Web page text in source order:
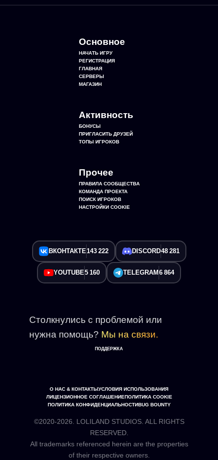
Основное
НАЧАТЬ ИГРУ
РЕГИСТРАЦИЯ
ГЛАВНАЯ
СЕРВЕРЫ
МАГАЗИН
Активность
БОНУСЫ
ПРИГЛАСИТЬ ДРУЗЕЙ
ТОПЫ ИГРОКОВ
Прочее
ПРАВИЛА СООБЩЕСТВА
КОМАНДА ПРОЕКТА
ПОИСК ИГРОКОВ
НАСТРОЙКИ COOKIE
ВКОНТАКТЕ143 222 DISCORD48 281
YOUTUBE5 160 TELEGRAM 6 864
Столкнулись с проблемой или
нужна помощь? Мы на связи.
ПОДДЕРЖКА
О НАС & КОНТАКТЫУСЛОВИЯ ИСПОЛЬЗОВАНИЯ
ЛИЦЕНЗИОННОЕ СОГЛАШЕНИЕПОЛИТИКА COOKIE
ПОЛИТИКА КОНФИДЕНЦИАЛЬНОСТИBUG BOUNTY
©2020-2026. LOLILAND STUDIOS. ALL RIGHTS
RESERVED.
All trademarks referenced herein are the properties